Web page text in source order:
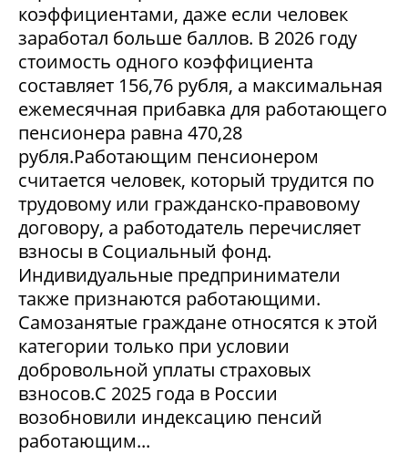
коэффициентами, даже если человек
заработал больше баллов. В 2026 году
стоимость одного коэффициента
составляет 156,76 рубля, а максимальная
ежемесячная прибавка для работающего
пенсионера равна 470,28
рубля.Работающим пенсионером
считается человек, который трудится по
трудовому или гражданско-правовому
договору, а работодатель перечисляет
взносы в Социальный фонд.
Индивидуальные предприниматели
также признаются работающими.
Самозанятые граждане относятся к этой
категории только при условии
добровольной уплаты страховых
взносов.С 2025 года в России
возобновили индексацию пенсий
работающим...